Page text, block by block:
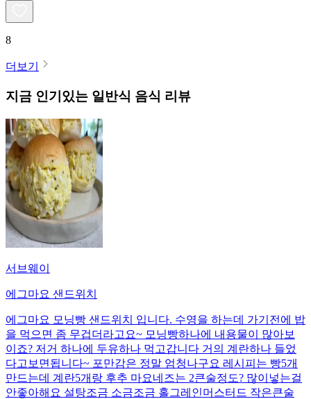
8
더보기
지금 인기있는 일반식 음식 리뷰
서브웨이
에그마요 샌드위치
에그마요 모닝빵 샌드위치 입니다. 수영을 하는데 가기전에 밥
을 먹으면 좀 무겁더라고요~ 모닝빵하나에 내용물이 많아보
이죠? 저거 하나에 두유하나 먹고갑니다 거의 계란하나 들었
다고보면됩니다~ 포만감은 정말 엄청나구요 레시피는 빵5개
만드는데 계란5개랑 후추 마요네즈는 2큰술정도? 많이넣는걸
안좋아해요 설탕조금 소금조금 홀그레인머스터드 작은큰술